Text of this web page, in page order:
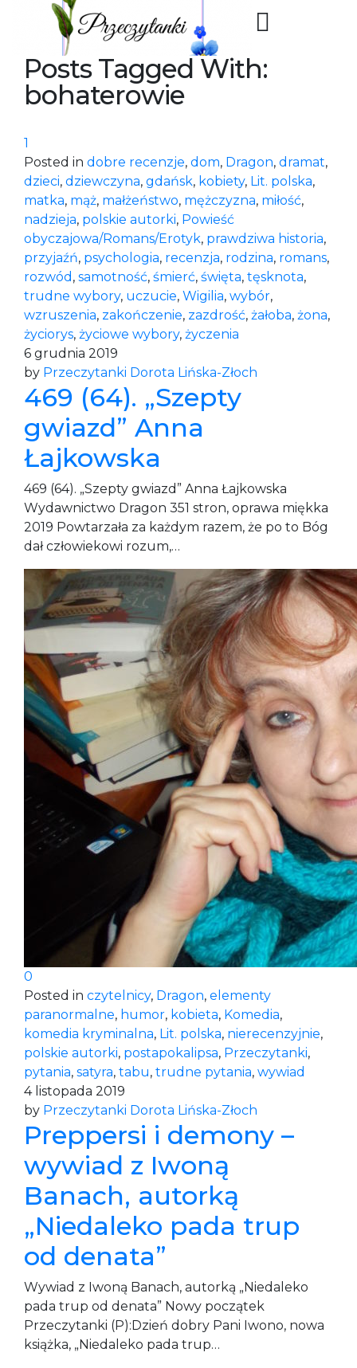
Posts Tagged With:
bohaterowie
1
Posted in dobre recenzje, dom, Dragon, dramat,
dzieci, dziewczyna, gdańsk, kobiety, Lit. polska,
matka, mąż, małżeństwo, mężczyzna, miłość,
nadzieja, polskie autorki, Powieść
obyczajowa/Romans/Erotyk, prawdziwa historia,
przyjaźń, psychologia, recenzja, rodzina, romans,
rozwód , samotność, śmierć, święta, tęsknota,
trudne wybory, uczucie, Wigilia, wybór,
wzruszenia, zakończenie, zazdrość, żałoba, żona,
życiorys, życiowe wybory, życzenia
6 grudnia 2019
by Przeczytanki Dorota Lińska-Złoch
469 (64). „Szepty
gwiazd” Anna
Łajkowska
469 (64). „Szepty gwiazd” Anna Łajkowska
Wydawnictwo Dragon 351 stron, oprawa miękka
2019 Powtarzała za każdym razem, że po to Bóg
dał człowiekowi rozum,…
0
Posted in czytelnicy, Dragon, elementy
paranormalne, humor, kobieta, Komedia,
komedia kryminalna, Lit. polska, nierecenzyjnie,
polskie autorki, postapokalipsa, Przeczytanki,
pytania, satyra, tabu, trudne pytania, wywiad
4 listopada 2019
by Przeczytanki Dorota Lińska-Złoch
Preppersi i demony –
wywiad z Iwoną
Banach, autorką
„Niedaleko pada trup
od denata”
Wywiad z Iwoną Banach, autorką „Niedaleko
pada trup od denata” Nowy początek
Przeczytanki (P):Dzień dobry Pani Iwono, nowa
książka, „Niedaleko pada trup…